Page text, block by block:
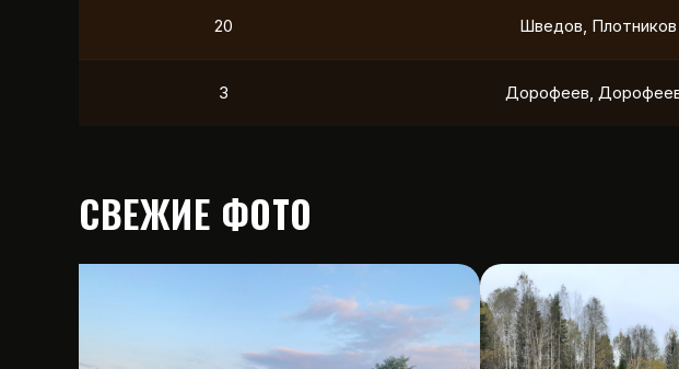
21 Чистяков, Петухов
12 Охотников, Фердман
СВЕЖИЕ ФОТО